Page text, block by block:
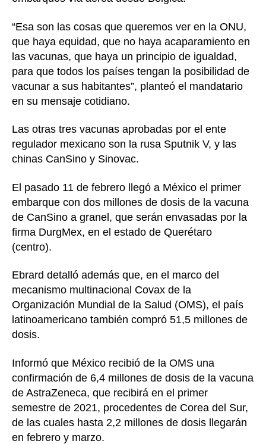
“Esa son las cosas que queremos ver en la ONU,
que haya equidad, que no haya acaparamiento en
las vacunas, que haya un principio de igualdad,
para que todos los países tengan la posibilidad de
vacunar a sus habitantes”, planteó el mandatario
en su mensaje cotidiano.
Las otras tres vacunas aprobadas por el ente
regulador mexicano son la rusa Sputnik V, y las
chinas CanSino y Sinovac.
El pasado 11 de febrero llegó a México el primer
embarque con dos millones de dosis de la vacuna
de CanSino a granel, que serán envasadas por la
firma DurgMex, en el estado de Querétaro
(centro).
Ebrard detalló además que, en el marco del
mecanismo multinacional Covax de la
Organización Mundial de la Salud (OMS), el país
latinoamericano también compró 51,5 millones de
dosis.
Informó que México recibió de la OMS una
confirmación de 6,4 millones de dosis de la vacuna
de AstraZeneca, que recibirá en el primer
semestre de 2021, procedentes de Corea del Sur,
de las cuales hasta 2,2 millones de dosis llegarán
en febrero y marzo.